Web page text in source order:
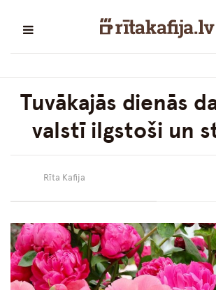
Tuvākajās dienās
valstī ilgstoši un
Rīta Kafija